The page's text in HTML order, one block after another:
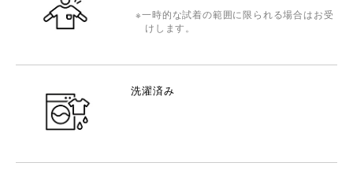
一時的な試着の範囲に限られる場合はお受
けします。
洗濯済み